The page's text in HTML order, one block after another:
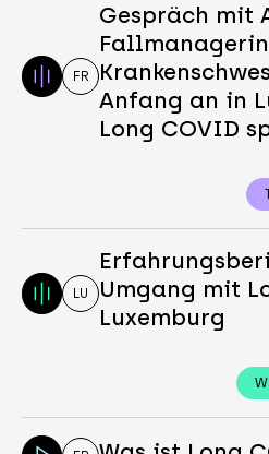
FR
Gespräch mit
Anfang an in
Long COVID
LU
Umgang mit
Luxemburg